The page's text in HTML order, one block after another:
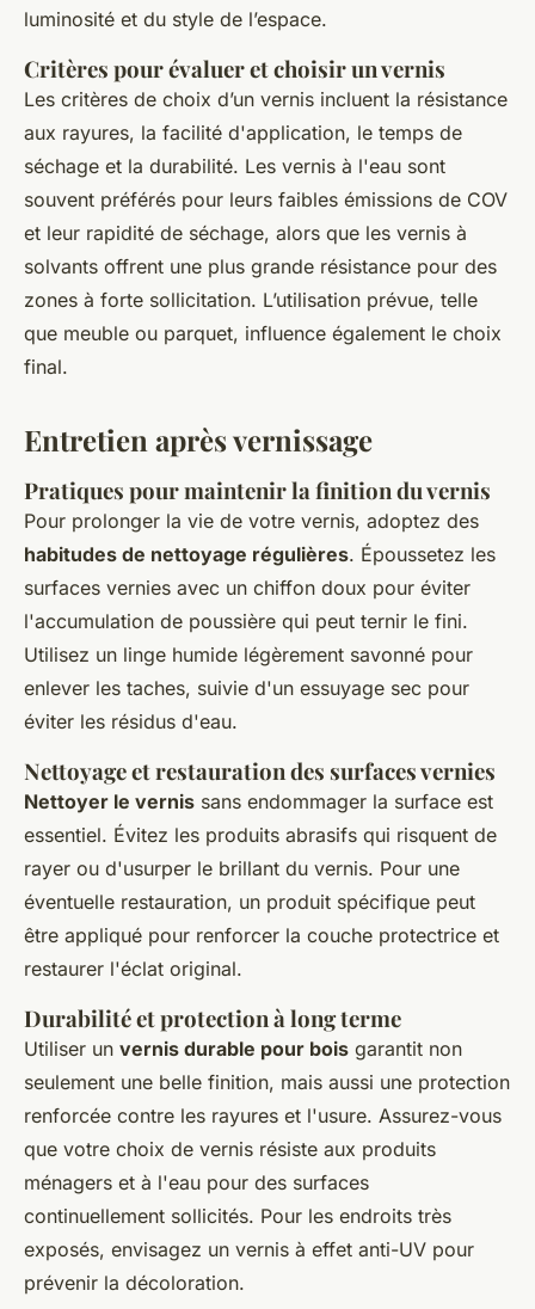
luminosité et du style de l’espace.
Critères pour évaluer et choisir un vernis
Les critères de choix d’un vernis incluent la résistance
aux rayures, la facilité d'application, le temps de
séchage et la durabilité. Les vernis à l'eau sont
souvent préférés pour leurs faibles émissions de COV
et leur rapidité de séchage, alors que les vernis à
solvants offrent une plus grande résistance pour des
zones à forte sollicitation. L’utilisation prévue, telle
que meuble ou parquet, influence également le choix
final.
Entretien après vernissage
Pratiques pour maintenir la finition du vernis
Pour prolonger la vie de votre vernis, adoptez des
habitudes de nettoyage régulières. Époussetez les
surfaces vernies avec un chiffon doux pour éviter
l'accumulation de poussière qui peut ternir le fini.
Utilisez un linge humide légèrement savonné pour
enlever les taches, suivie d'un essuyage sec pour
éviter les résidus d'eau.
Nettoyage et restauration des surfaces vernies
Nettoyer le vernis sans endommager la surface est
essentiel. Évitez les produits abrasifs qui risquent de
rayer ou d'usurper le brillant du vernis. Pour une
éventuelle restauration, un produit spécifique peut
être appliqué pour renforcer la couche protectrice et
restaurer l'éclat original.
Durabilité et protection à long terme
Utiliser un vernis durable pour bois garantit non
seulement une belle finition, mais aussi une protection
renforcée contre les rayures et l'usure. Assurez-vous
que votre choix de vernis résiste aux produits
ménagers et à l'eau pour des surfaces
continuellement sollicités. Pour les endroits très
exposés, envisagez un vernis à effet anti-UV pour
prévenir la décoloration.